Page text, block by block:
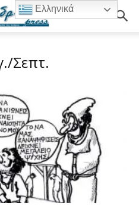
Σεπτ.
Ελληνικά